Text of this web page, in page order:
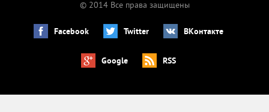
© 2014 Все права защищены
Facebook Twitter ВКонтакте
Google RSS